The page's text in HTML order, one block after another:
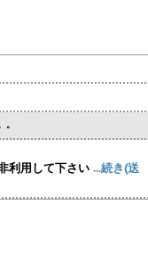
利用して下さい ...続き(送